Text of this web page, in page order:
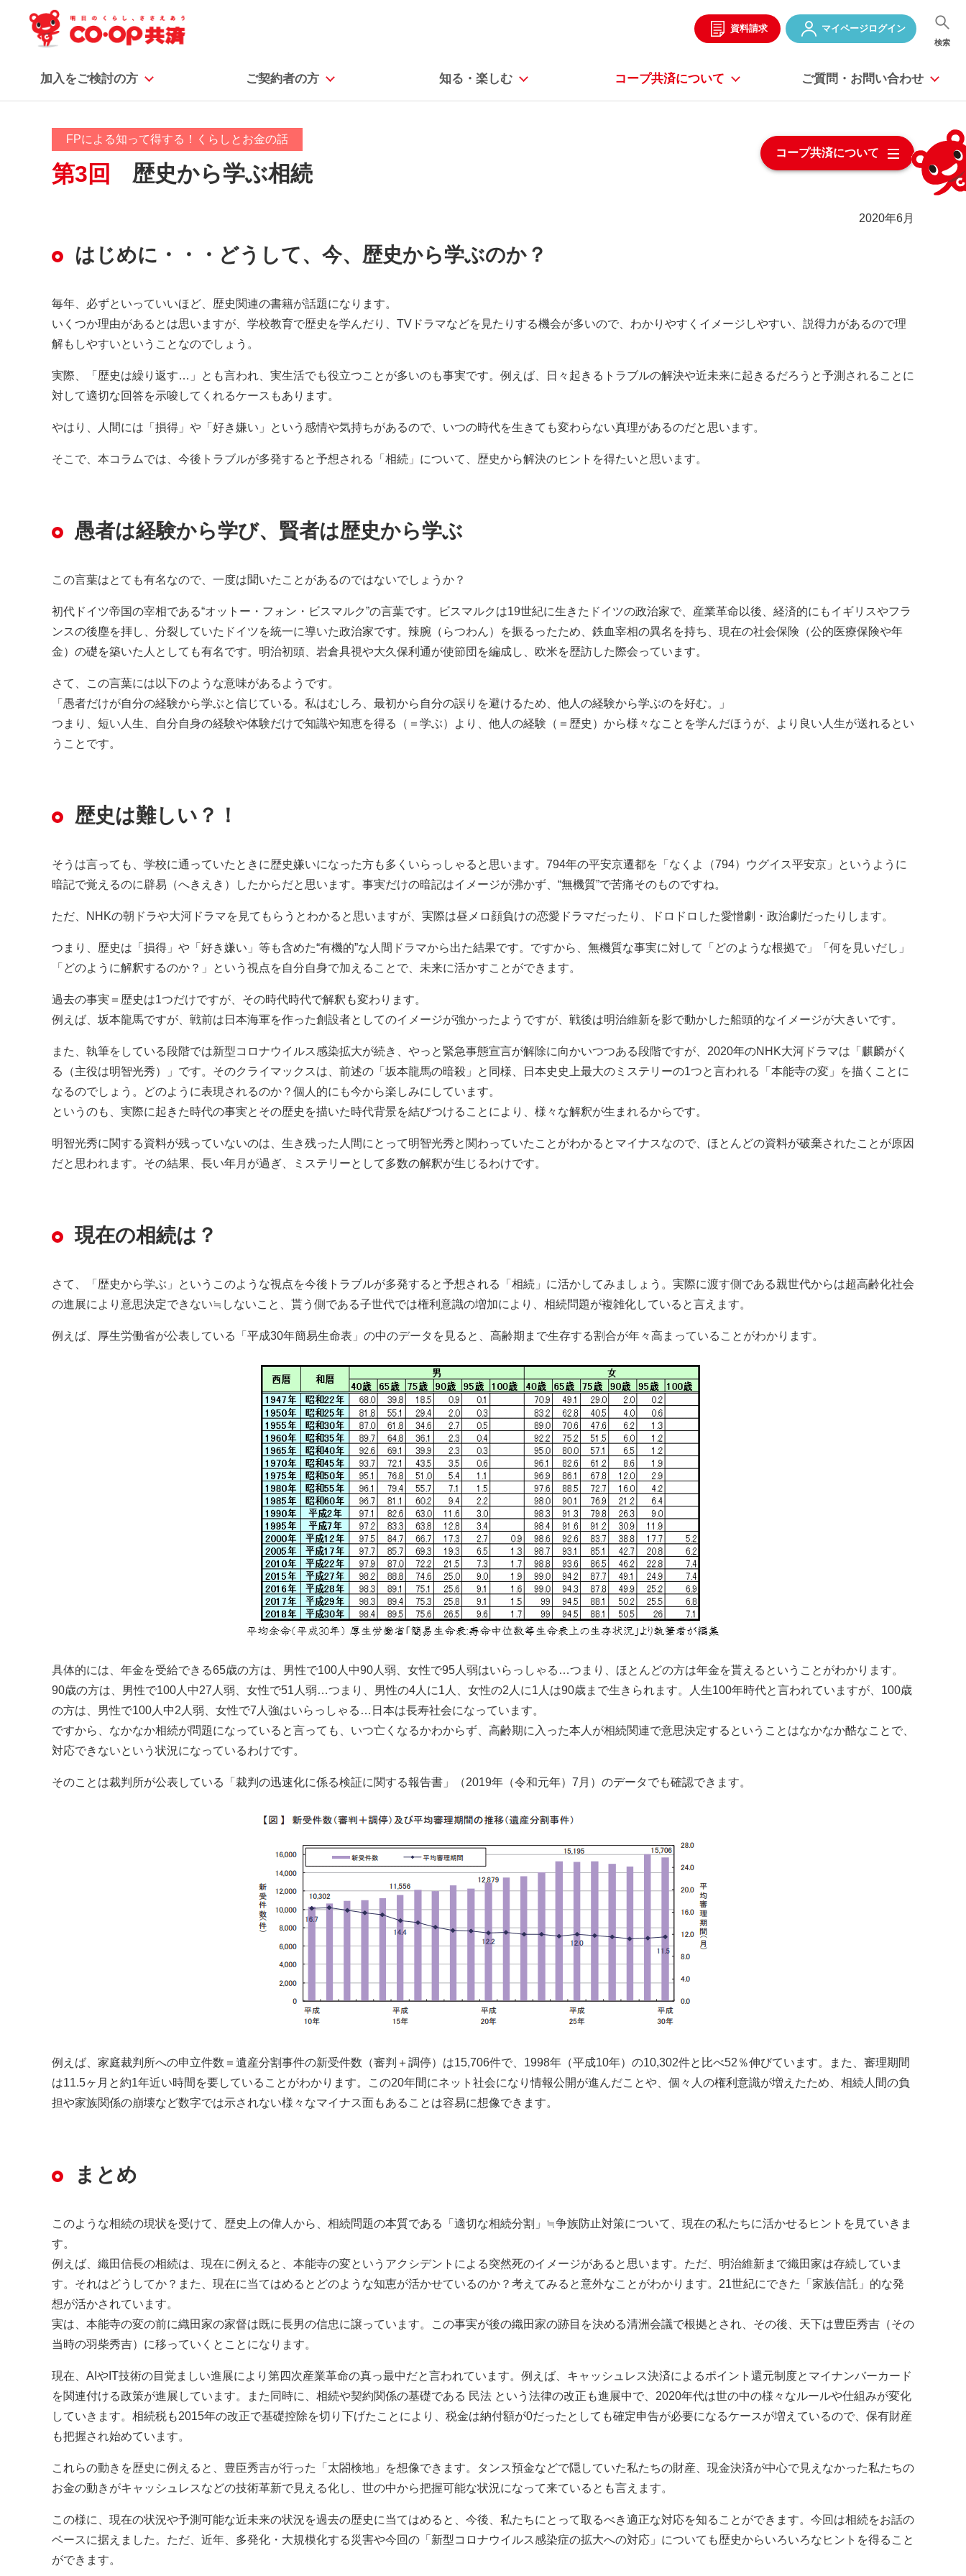
加入をご検討の方 ご契約者の方 知る・楽しむ コープ共済について ご質問・お問い合わせ
資料請求 マイページログイン
検索
FPによる知って得する！くらしとお金の話
第3回 歴史から学ぶ相続
コープ共済について
2020年6月
はじめに・・・どうして、今、歴史から学ぶのか？
毎年、必ずといっていいほど、歴史関連の書籍が話題になります。
いくつか理由があるとは思いますが、学校教育で歴史を学んだり、TVドラマなどを見たりする機会が多いので、わかりやすくイメージしやすい、説得力があるので理
解もしやすいということなのでしょう。
実際、「歴史は繰り返す…」とも言われ、実生活でも役立つことが多いのも事実です。例えば、日々起きるトラブルの解決や近未来に起きるだろうと予測されることに
対して適切な回答を示唆してくれるケースもあります。
やはり、人間には「損得」や「好き嫌い」という感情や気持ちがあるので、いつの時代を生きても変わらない真理があるのだと思います。
そこで、本コラムでは、今後トラブルが多発すると予想される「相続」について、歴史から解決のヒントを得たいと思います。
愚者は経験から学び、賢者は歴史から学ぶ
この言葉はとても有名なので、一度は聞いたことがあるのではないでしょうか？
初代ドイツ帝国の宰相である“オットー・フォン・ビスマルク”の言葉です。ビスマルクは19世紀に生きたドイツの政治家で、産業革命以後、経済的にもイギリスやフラ
ンスの後塵を拝し、分裂していたドイツを統一に導いた政治家です。辣腕（らつわん）を振るったため、鉄血宰相の異名を持ち、現在の社会保険（公的医療保険や年
金）の礎を築いた人としても有名です。明治初頭、岩倉具視や大久保利通が使節団を編成し、欧米を歴訪した際会っています。
さて、この言葉には以下のような意味があるようです。
「愚者だけが自分の経験から学ぶと信じている。私はむしろ、最初から自分の誤りを避けるため、他人の経験から学ぶのを好む。」
つまり、短い人生、自分自身の経験や体験だけで知識や知恵を得る（＝学ぶ）より、他人の経験（＝歴史）から様々なことを学んだほうが、より良い人生が送れるとい
うことです。
歴史は難しい？！
そうは言っても、学校に通っていたときに歴史嫌いになった方も多くいらっしゃると思います。794年の平安京遷都を「なくよ（794）ウグイス平安京」というように
暗記で覚えるのに辟易（へきえき）したからだと思います。事実だけの暗記はイメージが沸かず、“無機質”で苦痛そのものですね。
ただ、NHKの朝ドラや大河ドラマを見てもらうとわかると思いますが、実際は昼メロ顔負けの恋愛ドラマだったり、ドロドロした愛憎劇・政治劇だったりします。
つまり、歴史は「損得」や「好き嫌い」等も含めた“有機的”な人間ドラマから出た結果です。ですから、無機質な事実に対して「どのような根拠で」「何を見いだし」
「どのように解釈するのか？」という視点を自分自身で加えることで、未来に活かすことができます。
過去の事実＝歴史は1つだけですが、その時代時代で解釈も変わります。
例えば、坂本龍馬ですが、戦前は日本海軍を作った創設者としてのイメージが強かったようですが、戦後は明治維新を影で動かした船頭的なイメージが大きいです。
また、執筆をしている段階では新型コロナウイルス感染拡大が続き、やっと緊急事態宣言が解除に向かいつつある段階ですが、2020年のNHK大河ドラマは「麒麟がく
る（主役は明智光秀）」です。そのクライマックスは、前述の「坂本龍馬の暗殺」と同様、日本史史上最大のミステリーの1つと言われる「本能寺の変」を描くことに
なるのでしょう。どのように表現されるのか？個人的にも今から楽しみにしています。
というのも、実際に起きた時代の事実とその歴史を描いた時代背景を結びつけることにより、様々な解釈が生まれるからです。
明智光秀に関する資料が残っていないのは、生き残った人間にとって明智光秀と関わっていたことがわかるとマイナスなので、ほとんどの資料が破棄されたことが原因
だと思われます。その結果、長い年月が過ぎ、ミステリーとして多数の解釈が生じるわけです。
現在の相続は？
さて、「歴史から学ぶ」というこのような視点を今後トラブルが多発すると予想される「相続」に活かしてみましょう。実際に渡す側である親世代からは超高齢化社会
の進展により意思決定できない≒しないこと、貰う側である子世代では権利意識の増加により、相続問題が複雑化していると言えます。
例えば、厚生労働省が公表している「平成30年簡易生命表」の中のデータを見ると、高齢期まで生存する割合が年々高まっていることがわかります。
具体的には、年金を受給できる65歳の方は、男性で100人中90人弱、女性で95人弱はいらっしゃる…つまり、ほとんどの方は年金を貰えるということがわかります。
90歳の方は、男性で100人中27人弱、女性で51人弱…つまり、男性の4人に1人、女性の2人に1人は90歳まで生きられます。人生100年時代と言われていますが、100歳
の方は、男性で100人中2人弱、女性で7人強はいらっしゃる…日本は長寿社会になっています。
ですから、なかなか相続が問題になっていると言っても、いつ亡くなるかわからず、高齢期に入った本人が相続関連で意思決定するということはなかなか酷なことで、
対応できないという状況になっているわけです。
そのことは裁判所が公表している「裁判の迅速化に係る検証に関する報告書」（2019年（令和元年）7月）のデータでも確認できます。
例えば、家庭裁判所への申立件数＝遺産分割事件の新受件数（審判＋調停）は15,706件で、1998年（平成10年）の10,302件と比べ52％伸びています。また、審理期間
は11.5ヶ月と約1年近い時間を要していることがわかります。この20年間にネット社会になり情報公開が進んだことや、個々人の権利意識が増えたため、相続人間の負
担や家族関係の崩壊など数字では示されない様々なマイナス面もあることは容易に想像できます。
まとめ
このような相続の現状を受けて、歴史上の偉人から、相続問題の本質である「適切な相続分割」≒争族防止対策について、現在の私たちに活かせるヒントを見ていきま
す。
例えば、織田信長の相続は、現在に例えると、本能寺の変というアクシデントによる突然死のイメージがあると思います。ただ、明治維新まで織田家は存続していま
す。それはどうしてか？また、現在に当てはめるとどのような知恵が活かせているのか？考えてみると意外なことがわかります。21世紀にできた「家族信託」的な発
想が活かされています。
実は、本能寺の変の前に織田家の家督は既に長男の信忠に譲っています。この事実が後の織田家の跡目を決める清洲会議で根拠とされ、その後、天下は豊臣秀吉（その
当時の羽柴秀吉）に移っていくとことになります。
現在、AIやIT技術の目覚ましい進展により第四次産業革命の真っ最中だと言われています。例えば、キャッシュレス決済によるポイント還元制度とマイナンバーカード
を関連付ける政策が進展しています。また同時に、相続や契約関係の基礎である 民法 という法律の改正も進展中で、2020年代は世の中の様々なルールや仕組みが変化
していきます。相続税も2015年の改正で基礎控除を切り下げたことにより、税金は納付額が0だったとしても確定申告が必要になるケースが増えているので、保有財産
も把握され始めています。
これらの動きを歴史に例えると、豊臣秀吉が行った「太閤検地」を想像できます。タンス預金などで隠していた私たちの財産、現金決済が中心で見えなかった私たちの
お金の動きがキャッシュレスなどの技術革新で見える化し、世の中から把握可能な状況になって来ているとも言えます。
この様に、現在の状況や予測可能な近未来の状況を過去の歴史に当てはめると、今後、私たちにとって取るべき適正な対応を知ることができます。今回は相続をお話の
ベースに据えました。ただ、近年、多発化・大規模化する災害や今回の「新型コロナウイルス感染症の拡大への対応」についても歴史からいろいろなヒントを得ること
ができます。